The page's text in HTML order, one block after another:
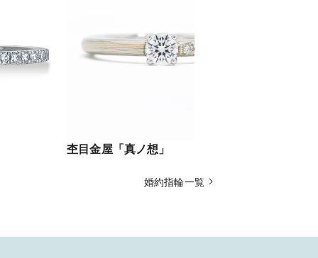
杢目金屋「真ノ想」
婚約指輪一覧